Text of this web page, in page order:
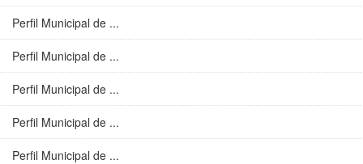
Perfil Municipal de ...
Perfil Municipal de ...
Perfil Municipal de ...
Perfil Municipal de ...
Perfil Municipal de ...